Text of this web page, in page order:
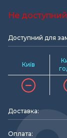
Не доступний
Доступний для
Київ
Доставка:
Оплата: